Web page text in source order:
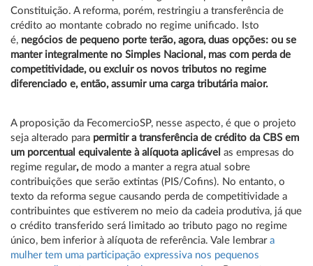
Constituição. A reforma, porém, restringiu a transferência de
crédito ao montante cobrado no regime unificado. Isto
é, negócios de pequeno porte terão, agora, duas opções: ou se
manter integralmente no Simples Nacional, mas com perda de
competitividade, ou excluir os novos tributos no regime
diferenciado e, então, assumir uma carga tributária maior.
A proposição da FecomercioSP, nesse aspecto, é que o projeto
seja alterado para permitir a transferência de crédito da CBS em
um porcentual equivalente à alíquota aplicável as empresas do
regime regular, de modo a manter a regra atual sobre
contribuições que serão extintas (PIS/Cofins). No entanto, o
texto da reforma segue causando perda de competitividade a
contribuintes que estiverem no meio da cadeia produtiva, já que
o crédito transferido será limitado ao tributo pago no regime
único, bem inferior à alíquota de referência. Vale lembrar a
mulher tem uma participação expressiva nos pequenos